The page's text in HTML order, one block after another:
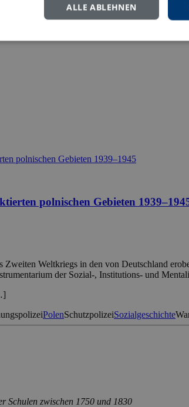
polnischen Gebieten
Zweiten Weltkriegs in den von Deutschland
der Sozial-, Institutions- und
PolenSchutzpolizeiSozialgeschichte
Schulen zwischen 1750 und 1830
ALLE ABLEHNEN